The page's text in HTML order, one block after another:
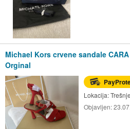
Michael Kors crvene sandale
Orginal
Lokacija:
Objavljen: